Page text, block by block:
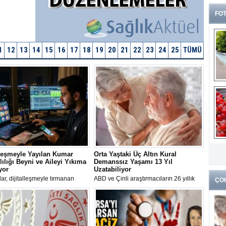
12 13 14 15 16 17 18 19 20 21 22 23 24 25 TÜMÜ
Yayılan Kumar
Beyni ve Aileyi Yıkıma
dijitalleşmeyle tırmanan
basit bir alışkanlık
bir kriz olduğuna dikkat
hastalığın beyin aktivasyonunu
düşürdüğünü ve aile yapısını
sarstığını açıkladı.
Orta Yaştaki Üç Altın Kural
Demanssız Yaşamı 13 Yıl
Uzatabiliyor
ABD ve Çinli araştırmacıların 26 yıllık
takibe dayanan yeni çalışması, orta
yaşlarda kan basıncını korumanın,
sigara içmemenin ve diyabetten
korunmanın demansı geciktirerek
zihinsel sağlığı 13 yıl uzattığını ortaya
koydu.